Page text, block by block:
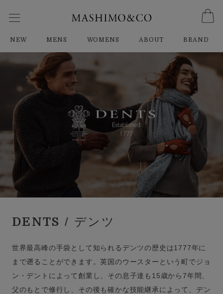
NEW MENS WOMENS ABOUT BRAND
DENTS / デンツ
世界最高峰の手袋として知られるデンツの歴史は1777年に
まで遡ることができます。英国のウースターという町でジョ
ン・デントによって創業し、その息子達も15歳から7年間、
父のもとで修行し、その後も確かな技能継承によって、デン